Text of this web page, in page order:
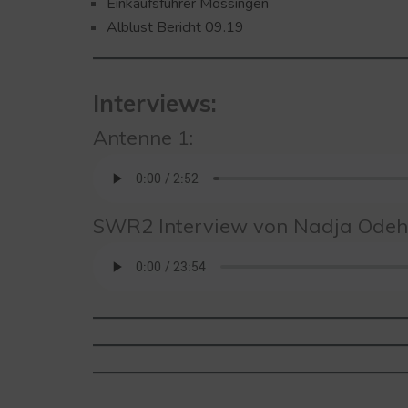
Alblust Bericht 09.19
Interviews:
Antenne 1:
SWR2 Interview von Nadja